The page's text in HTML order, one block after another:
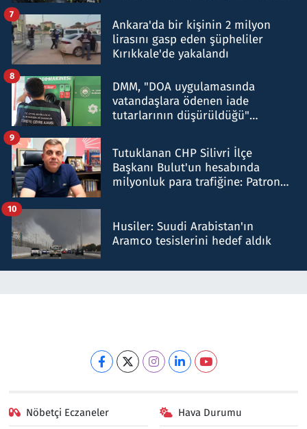
Ankara'da bir kişinin 2 milyon
lirasını gasp eden şüpheliler
Kırıkkale'de yakalandı
7
DMM, "DOA uygulamasında
vatandaşlara ödenen iade
tutarlarının düşürüldüğü"
8
Tutuklanan CHP Silivri İlçe
Başkanı Bulut'un hesabında
milyonluk para trafiğine: Patron
9
Husiler: Suudi Arabistan'ın
Aramco tesislerini hedef aldık
10
Nöbetçi Eczaneler Hava Durumu